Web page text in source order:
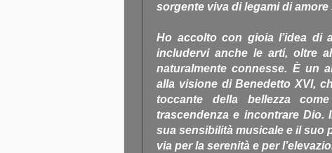
sorgente viva di legami di
Ho accolto con gioia l’idea di
includervi anche le arti, oltre
naturalmente connesse. È un
alla visione di Benedetto XVI,
toccante della bellezza
trascendenza e incontrare Dio.
sua sensibilità musicale e il suo
via per la serenità e per